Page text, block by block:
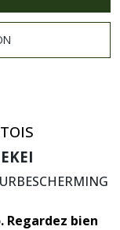
Regardez bien